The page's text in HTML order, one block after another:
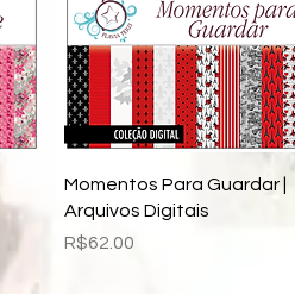
Quick View
Momentos Para Guardar |
Arquivos Digitais
Price
R$62.00